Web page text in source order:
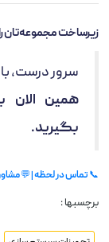
زیرساخت مجموعه‌تان
سرور درست،
همین الان
بگیرید.
📞تماس در لحظه| 💬
برچسبها :